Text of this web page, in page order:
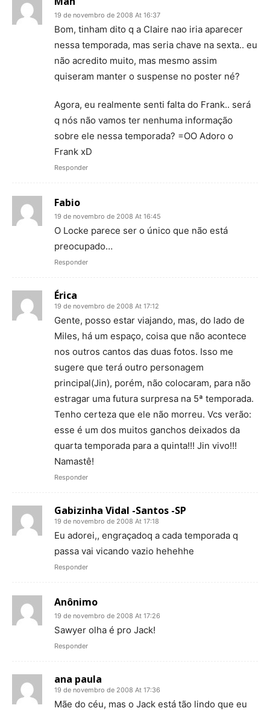
19 de novembro de 2008 At 16:37
Bom, tinham dito q a Claire nao iria aparecer
nessa temporada, mas seria chave na sexta.. eu
não acredito muito, mas mesmo assim
quiseram manter o suspense no poster né?
Agora, eu realmente senti falta do Frank.. será
q nós não vamos ter nenhuma informação
sobre ele nessa temporada? =OO Adoro o
Frank xD
Responder
Fabio
19 de novembro de 2008 At 16:45
O Locke parece ser o único que não está
preocupado…
Responder
Érica
19 de novembro de 2008 At 17:12
Gente, posso estar viajando, mas, do lado de
Miles, há um espaço, coisa que não acontece
nos outros cantos das duas fotos. Isso me
sugere que terá outro personagem
principal(Jin), porém, não colocaram, para não
estragar uma futura surpresa na 5ª temporada.
Tenho certeza que ele não morreu. Vcs verão:
esse é um dos muitos ganchos deixados da
quarta temporada para a quinta!!! Jin vivo!!!
Namastê!
Responder
Gabizinha Vidal -Santos -SP
19 de novembro de 2008 At 17:18
Eu adorei,, engraçadoq a cada temporada q
passa vai vicando vazio hehehhe
Responder
Anônimo
19 de novembro de 2008 At 17:26
Sawyer olha é pro Jack!
Responder
ana paula
19 de novembro de 2008 At 17:36
Mãe do céu, mas o Jack está tão lindo que eu